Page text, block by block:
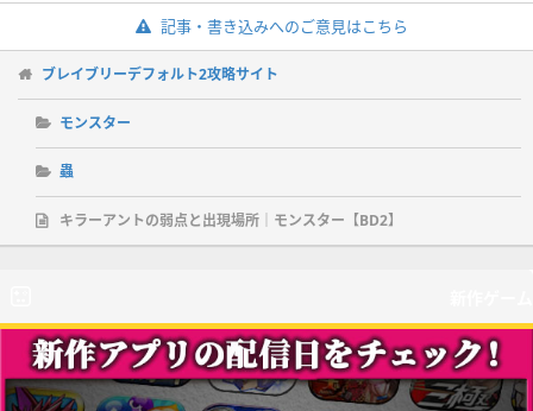
記事・書き込みへのご意見はこちら
ブレイブリーデフォルト2攻略サイト
モンスター
蟲
キラーアントの弱点と出現場所｜モンスター【BD2】